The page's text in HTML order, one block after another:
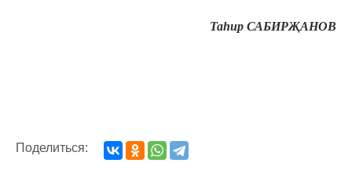
Таһир САБИРҖАНОВ
Поделиться: